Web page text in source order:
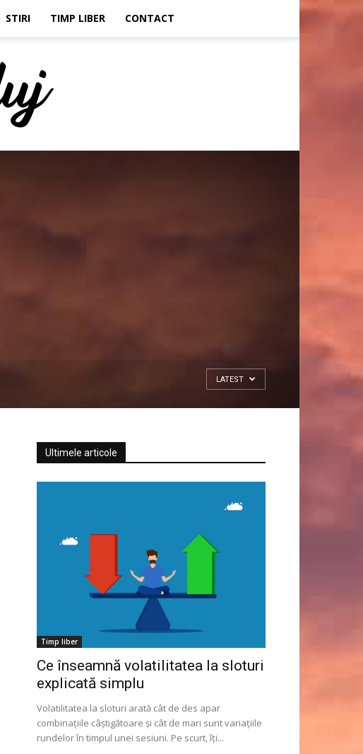
STIRI TIMP LIBER CONTACT
LATEST
Ultimele articole
Timp liber
Ce înseamnă volatilitatea la sloturi
explicată simplu
Volatilitatea la sloturi arată cât de des apar
combinațiile câștigătoare și cât de mari sunt variațiile
rundelor în timpul unei sesiuni. Pe scurt, îți...